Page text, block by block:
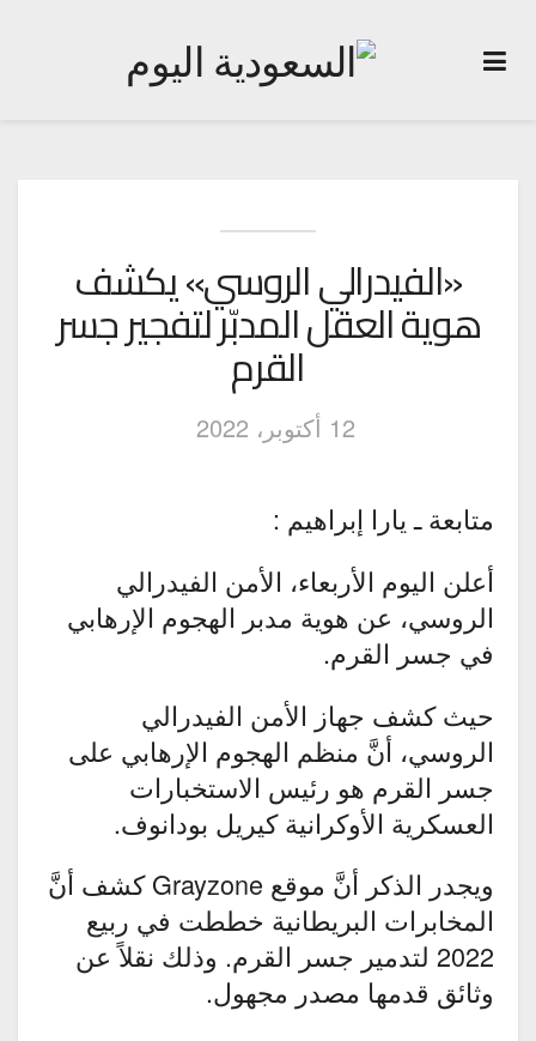
«الفيدرالي الروسي» يكشف
هوية العقل المدبّر لتفجير جسر
القرم
12 أكتوبر، 2022
متابعة ـ يارا إبراهيم :
أعلن اليوم الأربعاء، الأمن الفيدرالي
الروسي، عن هوية مدبر الهجوم الإرهابي
في جسر القرم.
حيث كشف جهاز الأمن الفيدرالي
الروسي، أنَّ منظم الهجوم الإرهابي على
جسر القرم هو رئيس الاستخبارات
العسكرية الأوكرانية كيريل بودانوف.
ويجدر الذكر أنَّ موقع Grayzone كشف أنَّ
المخابرات البريطانية خططت في ربيع
2022 لتدمير جسر القرم. وذلك نقلاً عن
وثائق قدمها مصدر مجهول.